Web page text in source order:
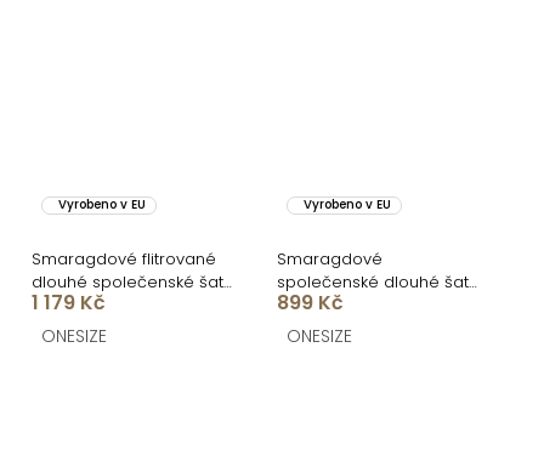
Vyrobeno v EU
Smaragdové flitrované
dlouhé společenské šaty
FAIDURI s vlečkou
1 179 Kč
ONESIZE
Vyrobeno v EU
Smaragdové
společenské dlouhé šaty
SANQULA na ramínka
899 Kč
ONESIZE